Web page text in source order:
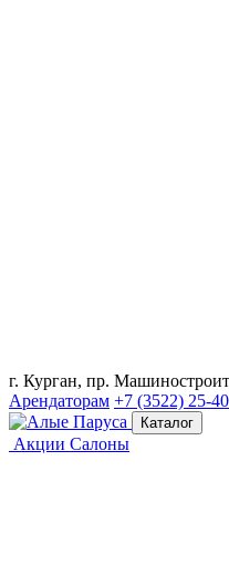
г. Курган, пр.
Арендаторам +7 (3522) 25-
Каталог
Акции Салоны